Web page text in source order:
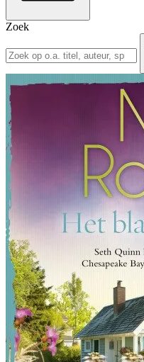
Zoek